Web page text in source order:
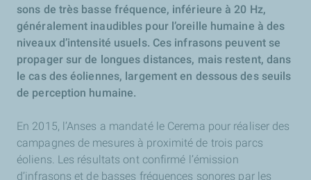
sons de très basse fréquence, inférieure à 20 Hz,
généralement inaudibles pour l’oreille humaine à des
niveaux d’intensité usuels. Ces infrasons peuvent se
propager sur de longues distances, mais restent, dans
le cas des éoliennes, largement en dessous des seuils
de perception humaine.
En 2015, l’Anses a mandaté le Cerema pour réaliser des
campagnes de mesures à proximité de trois parcs
éoliens. Les résultats ont confirmé l’émission
d’infrasons et de basses fréquences sonores par les